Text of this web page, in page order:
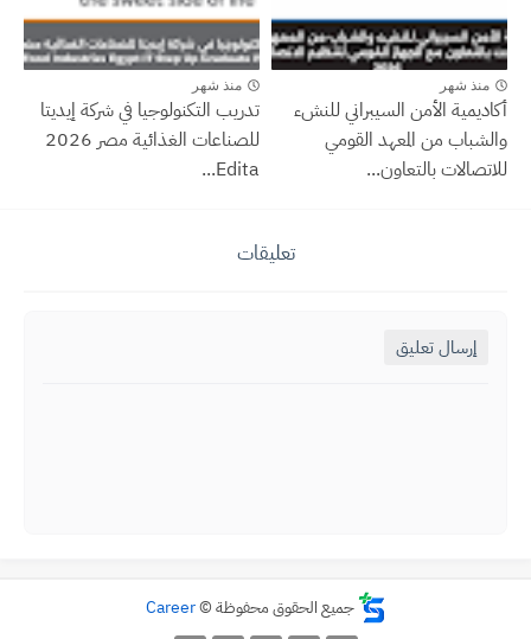
منذ شهر
أكاديمية الأمن السيبراني للنشء
والشباب من المعهد القومي
للاتصالات بالتعاون...
منذ شهر
تدريب التكنولوجيا في شركة إيديتا
للصناعات الغذائية مصر 2026
Edita...
تعليقات
إرسال تعليق
جميع الحقوق محفوظة ©Career